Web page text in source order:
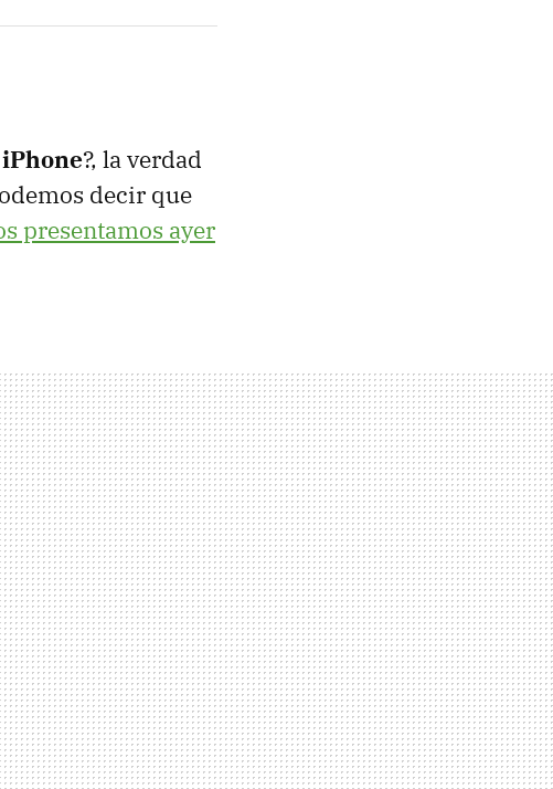
?, la verdad
decir que
presentamos ayer